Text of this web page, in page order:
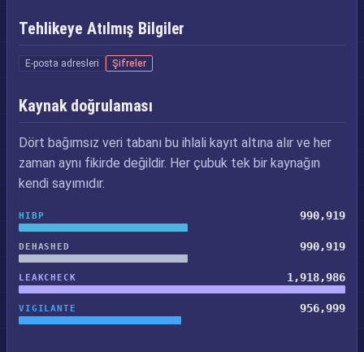
Tehlikeye Atılmış Bilgiler
E-posta adresleri Şifreler
Kaynak doğrulaması
Dört bağımsız veri tabanı bu ihlali kayıt altına alır ve her
zaman aynı fikirde değildir. Her çubuk tek bir kaynağın
kendi sayımıdır.
HIBP 990,919
DEHASHED 990,919
LEAKCHECK 1,918,986
VIGILANTE 956,999